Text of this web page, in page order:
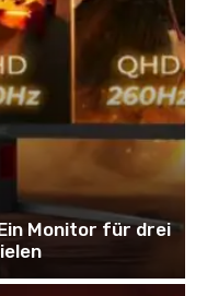
Monitor für drei